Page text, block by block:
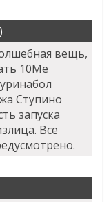
вещь,
10Me
Ступино
запуска
Все